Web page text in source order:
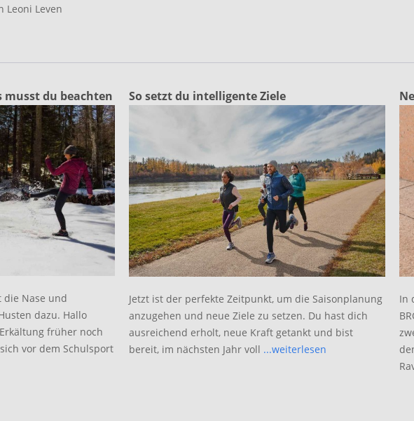
Leoni Leven
musst du beachten
die Nase und
dazu. Hallo
früher noch
vor dem Schulsport
So setzt du intelligente Ziele
Jetzt ist der perfekte Zeitpunkt, um die Saisonplanung
anzugehen und neue Ziele zu setzen. Du hast dich
ausreichend erholt, neue Kraft getankt und bist
bereit, im nächsten Jahr voll ...weiterlesen
In